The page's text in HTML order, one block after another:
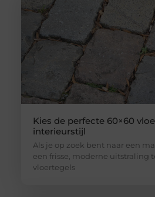
Kies de perfecte 60×60
interieurstijl
Als je op zoek bent naar een
een frisse, moderne uitstraling
vloertegels